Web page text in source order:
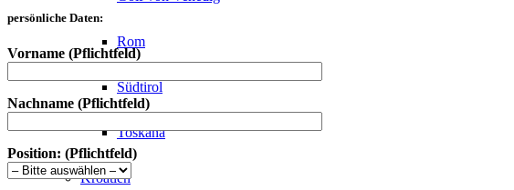
Rom
Südtirol
Toskana
Kroatien
persönliche Daten:
Vorname (Pflichtfeld)
Nachname (Pflichtfeld)
Position: (Pflichtfeld)